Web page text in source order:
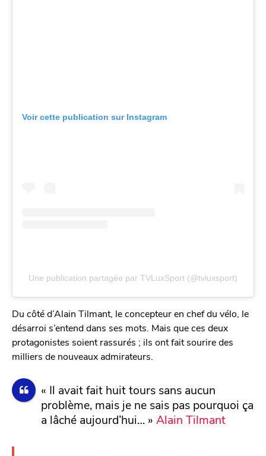
Voir cette publication sur Instagram
Une publication partagée par TVLuxSport (@tvluxsport)
Du côté d’Alain Tilmant, le concepteur en chef du vélo, le
désarroi s’entend dans ses mots. Mais que ces deux
protagonistes soient rassurés ; ils ont fait sourire des
milliers de nouveaux admirateurs.
« Il avait fait huit tours sans aucun
problème, mais je ne sais pas pourquoi ça
a lâché aujourd’hui… » Alain Tilmant